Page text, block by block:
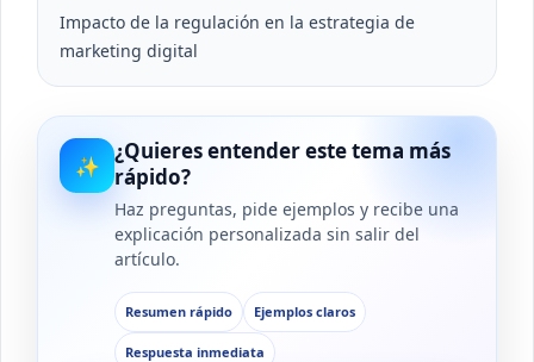
Impacto de la regulación en la estrategia de
marketing digital
✨
¿Quieres entender este tema más
rápido?
Haz preguntas, pide ejemplos y recibe una
explicación personalizada sin salir del
artículo.
Resumen rápido Ejemplos claros
Respuesta inmediata